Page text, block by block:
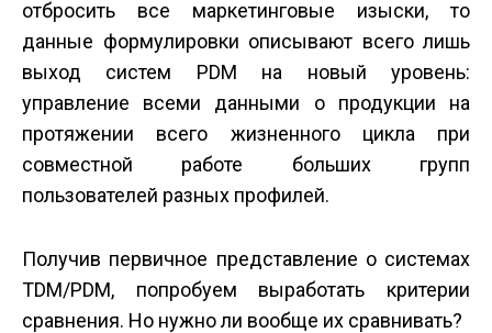
отбросить все маркетинговые изыски, то
данные формулировки описывают всего лишь
выход систем PDM на новый уровень:
управление всеми данными о продукции на
протяжении всего жизненного цикла при
совместной работе больших групп
пользователей разных профилей.
Получив первичное представление о системах
TDM/PDM, попробуем выработать критерии
сравнения. Но нужно ли вообще их сравнивать?